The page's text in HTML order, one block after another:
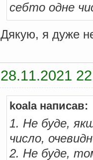
себто одне
Дякую, я дуже
28.11.2021
koala написав:
1. Не буде,
число,
2. Не буде,